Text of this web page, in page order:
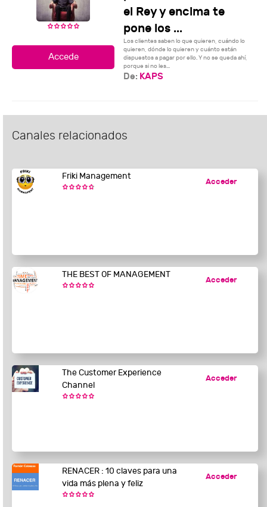
el Rey y encima te
pone los ...
Los clientes saben lo que quieren, cuándo lo
quieren, dónde lo quieren y cuánto están
dispuestos a pagar por ello. Y no se queda ahí,
porque si no les...
De: KAPS
Canales relacionados
Friki Management
Acceder
THE BEST OF MANAGEMENT
Acceder
The Customer Experience
Channel
Acceder
RENACER : 10 claves para una
vida más plena y feliz
Acceder